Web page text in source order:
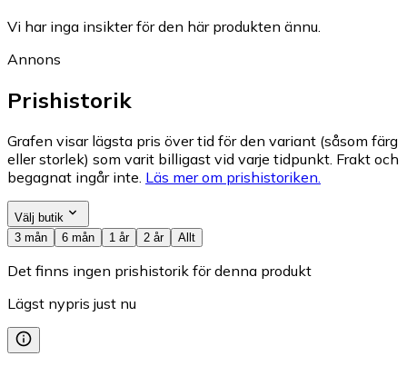
Vi har inga insikter för den här produkten ännu.
Annons
Prishistorik
Grafen visar lägsta pris över tid för den variant (såsom färg
eller storlek) som varit billigast vid varje tidpunkt. Frakt och
begagnat ingår inte. Läs mer om prishistoriken.
Välj butik
3 mån
6 mån 1 år 2 år Allt
Det finns ingen prishistorik för denna produkt
Lägst nypris just nu